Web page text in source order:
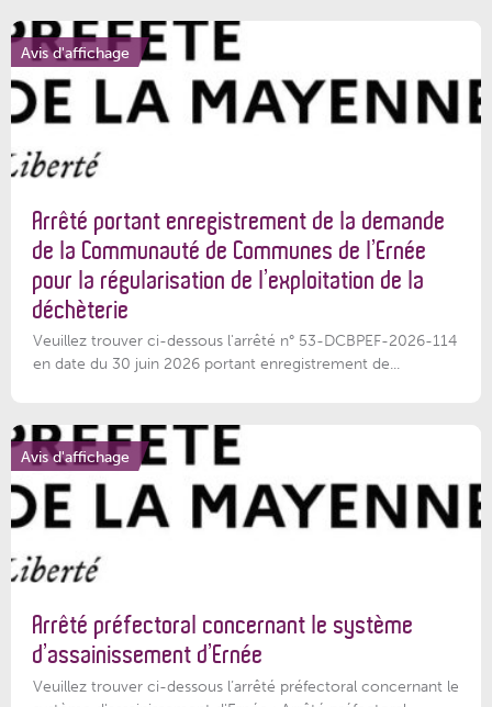
Avis d'affichage
Arrêté portant enregistrement de la demande
de la Communauté de Communes de l’Ernée
pour la régularisation de l’exploitation de la
déchèterie
Veuillez trouver ci-dessous l'arrêté n° 53-DCBPEF-2026-114
en date du 30 juin 2026 portant enregistrement de...
Avis d'affichage
Arrêté préfectoral concernant le système
d’assainissement d’Ernée
Veuillez trouver ci-dessous l’arrêté préfectoral concernant le